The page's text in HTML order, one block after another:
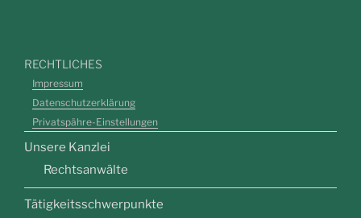
RECHTLICHES
Impressum
Datenschutzerklärung
Privatspähre-Einstellungen
Unsere Kanzlei
Rechtsanwälte
Tätigkeitsschwerpunkte